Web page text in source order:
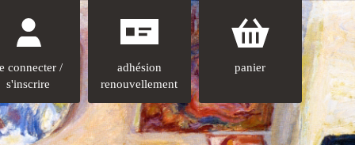
connecter /
s'inscrire
adhésion
renouvellement
panier